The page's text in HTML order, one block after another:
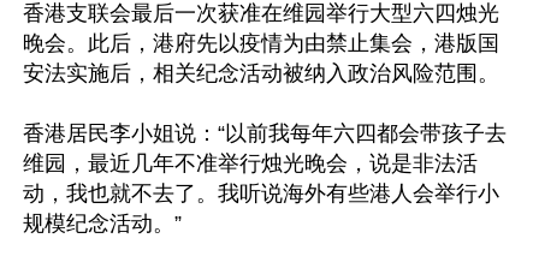
香港支联会最后一次获准在维园举行大型六四烛光
晚会。此后，港府先以疫情为由禁止集会，港版国
安法实施后，相关纪念活动被纳入政治风险范围。
香港居民李小姐说：“以前我每年六四都会带孩子去
维园，最近几年不准举行烛光晚会，说是非法活
动，我也就不去了。我听说海外有些港人会举行小
规模纪念活动。”